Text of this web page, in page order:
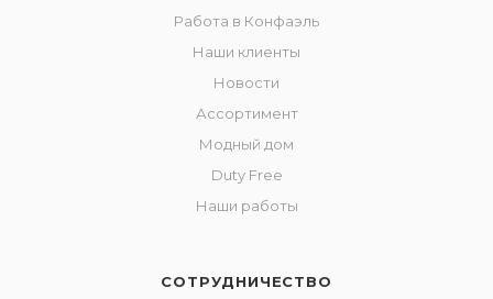
Работа в Конфаэль
Наши клиенты
Новости
Ассортимент
Модный дом
Duty Free
Наши работы
СОТРУДНИЧЕСТВО